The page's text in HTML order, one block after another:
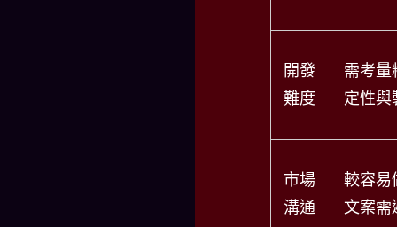
開發
難度
需考量
定性與
市場
溝通
較容易
文案需